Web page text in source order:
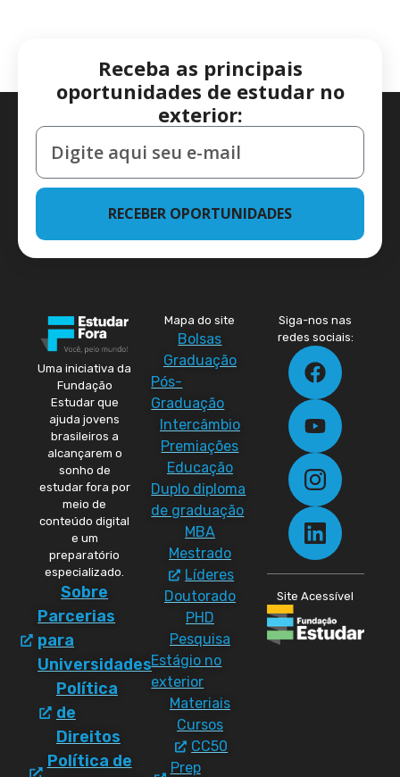
Receba as principais
oportunidades de estudar no
exterior:
RECEBER OPORTUNIDADES
Uma iniciativa da
Fundação
Estudar que
ajuda jovens
brasileiros a
alcançarem o
sonho de
estudar fora por
meio de
conteúdo digital
e um
preparatório
especializado.
Sobre
Parcerias
para
Universidades
Política
de
Direitos
Política de
Mapa do site
Bolsas
Graduação
Pós-
Graduação
Intercâmbio
Premiações
Educação
Duplo diploma
de graduação
MBA
Mestrado
Líderes
Doutorado
PHD
Pesquisa
Estágio no
exterior
Materiais
Cursos
CC50
Prep
Siga-nos nas
redes sociais:
Site Acessível